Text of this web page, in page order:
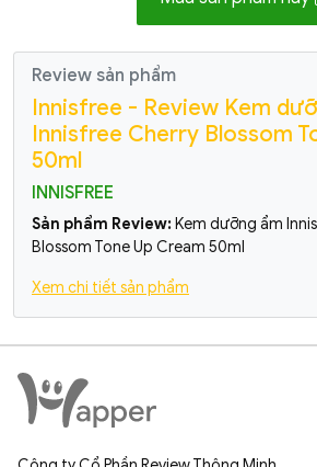
Review sản phẩm
Innisfree - Review Kem
Innisfree Cherry Blossom
50ml
INNISFREE
Sản phẩm Review: Kem dưỡng ẩm
Blossom Tone Up Cream 50ml
Xem chi tiết sản phẩm